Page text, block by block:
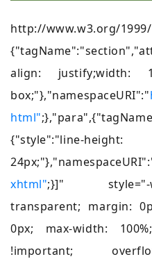
http://www.w3.org/
align: justify;width:
box;"},"namespaceURI":"
html"
{"style":"line-
xhtml";}]" style="-
transparent; margin:
0px; max-width:
!important;